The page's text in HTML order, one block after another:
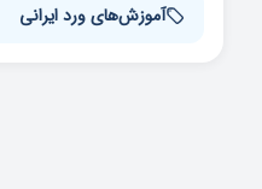
آموزش‌های ورد ایرانی